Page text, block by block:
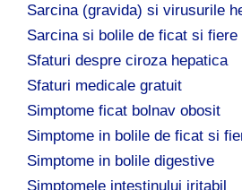
Sarcina (gravida) si virusurile
Sarcina si bolile de ficat si fiere
Sfaturi despre ciroza hepatica
Sfaturi medicale gratuit
Simptome ficat bolnav obosit
Simptome in bolile de ficat si
Simptome in bolile digestive
Simptomele intestinului iritabil